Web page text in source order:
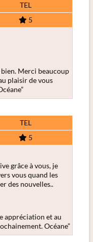
TEL
5
Merci beaucoup
plaisir de vous
TEL
5
grâce à vous, je
vous quand les
des nouvelles..
appréciation et au
Océane”